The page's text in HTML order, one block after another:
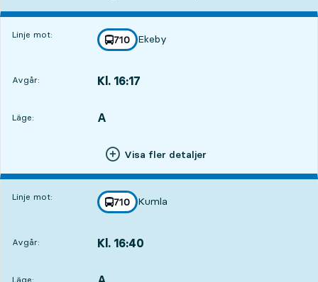
Linje mot: linje
710
mot
Ekeby
,
Avgår: Kl. 16:17
Läge:
LÄGE, A
,
Visa fler detaljer
Linje mot: linje
710
mot
Kumla
,
Avgår: Kl. 16:40
Läge: